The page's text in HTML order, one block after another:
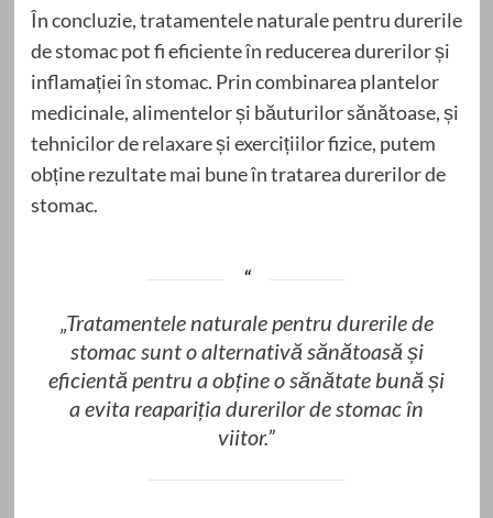
În concluzie, tratamentele naturale pentru durerile
de stomac pot fi eficiente în reducerea durerilor și
inflamației în stomac. Prin combinarea plantelor
medicinale, alimentelor și băuturilor sănătoase, și
tehnicilor de relaxare și exercițiilor fizice, putem
obține rezultate mai bune în tratarea durerilor de
stomac.
„Tratamentele naturale pentru durerile de
stomac sunt o alternativă sănătoasă și
eficientă pentru a obține o sănătate bună și
a evita reapariția durerilor de stomac în
viitor.”